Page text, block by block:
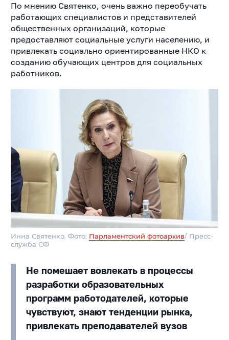
По мнению Святенко, очень важно переобучать
работающих специалистов и представителей
общественных организаций, которые
предоставляют социальные услуги населению, и
привлекать социально ориентированные НКО к
созданию обучающих центров для социальных
работников.
Инна Святенко. Фото: Парламентский фотоархив/ Пресс-
служба СФ
Не помешает вовлекать в процессы
разработки образовательных
программ работодателей, которые
чувствуют, знают тенденции рынка,
привлекать преподавателей вузов